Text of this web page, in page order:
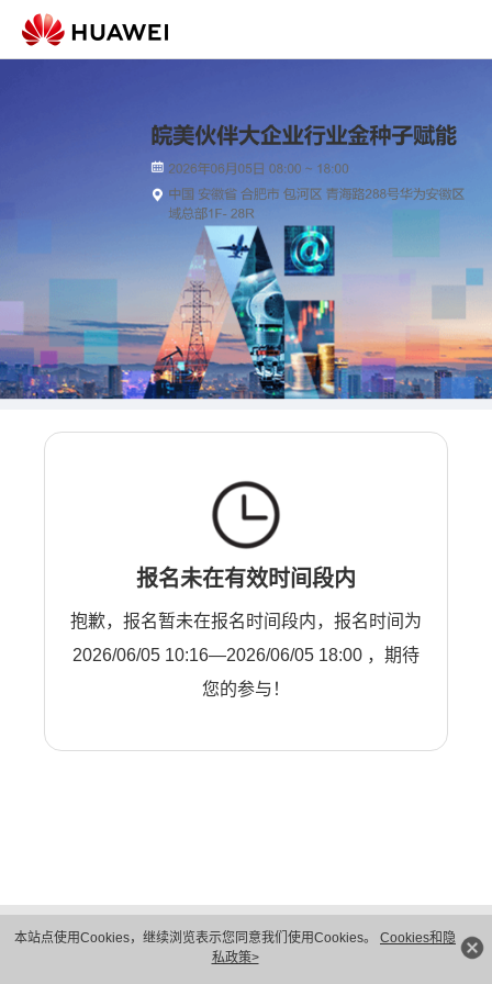
本站点使用Cookies，继续浏览表示您同意我们使用Cookies。 Cookies和隐
私政策>
报名未在有效时间段内
抱歉，报名暂未在报名时间段内，报名时间为
2026/06/05 10:16—2026/06/05 18:00 ，期待
您的参与！
隐私保护
法律声明